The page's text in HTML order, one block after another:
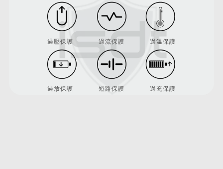
過壓保護 過流保護 過溫保護
過放保護 短路保護 過充保護